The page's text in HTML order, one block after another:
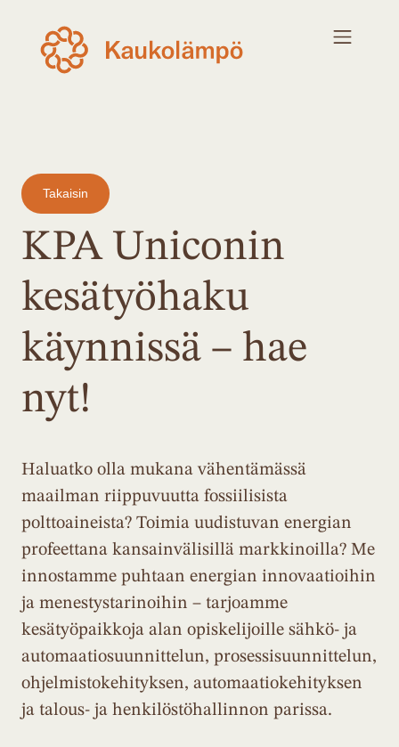
Takaisin
KPA Uniconin
kesätyöhaku
käynnissä – hae
nyt!
Haluatko olla mukana vähentämässä
maailman riippuvuutta fossiilisista
polttoaineista? Toimia uudistuvan energian
profeettana kansainvälisillä markkinoilla? Me
innostamme puhtaan energian innovaatioihin
ja menestystarinoihin – tarjoamme
kesätyöpaikkoja alan opiskelijoille sähkö- ja
automaatiosuunnittelun, prosessisuunnittelun,
ohjelmistokehityksen, automaatiokehityksen
ja talous- ja henkilöstöhallinnon parissa.